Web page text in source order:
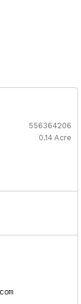
556364206
0.14 Acre